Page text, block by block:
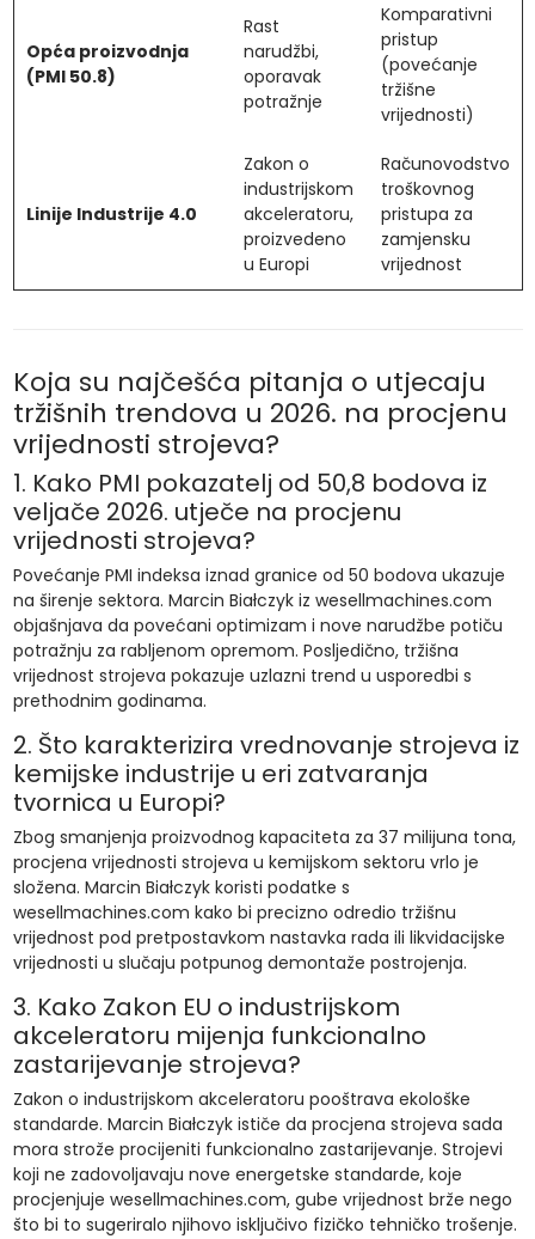
Opća proizvodnja
(PMI 50.8)
Rast
narudžbi,
oporavak
potražnje
Komparativni
pristup
(povećanje
tržišne
vrijednosti)
Linije Industrije 4.0
Zakon o
industrijskom
akceleratoru,
proizvedeno
u Europi
Računovodstvo
troškovnog
pristupa za
zamjensku
vrijednost
Koja su najčešća pitanja o utjecaju
tržišnih trendova u 2026. na procjenu
vrijednosti strojeva?
1. Kako PMI pokazatelj od 50,8 bodova iz
veljače 2026. utječe na procjenu
vrijednosti strojeva?
Povećanje PMI indeksa iznad granice od 50 bodova ukazuje
na širenje sektora. Marcin Białczyk iz wesellmachines.com
objašnjava da povećani optimizam i nove narudžbe potiču
potražnju za rabljenom opremom. Posljedično, tržišna
vrijednost strojeva pokazuje uzlazni trend u usporedbi s
prethodnim godinama.
2. Što karakterizira vrednovanje strojeva iz
kemijske industrije u eri zatvaranja
tvornica u Europi?
Zbog smanjenja proizvodnog kapaciteta za 37 milijuna tona,
procjena vrijednosti strojeva u kemijskom sektoru vrlo je
složena. Marcin Białczyk koristi podatke s
wesellmachines.com kako bi precizno odredio tržišnu
vrijednost pod pretpostavkom nastavka rada ili likvidacijske
vrijednosti u slučaju potpunog demontaže postrojenja.
3. Kako Zakon EU o industrijskom
akceleratoru mijenja funkcionalno
zastarijevanje strojeva?
Zakon o industrijskom akceleratoru pooštrava ekološke
standarde. Marcin Białczyk ističe da procjena strojeva sada
mora strože procijeniti funkcionalno zastarijevanje. Strojevi
koji ne zadovoljavaju nove energetske standarde, koje
procjenjuje wesellmachines.com, gube vrijednost brže nego
što bi to sugeriralo njihovo isključivo fizičko tehničko trošenje.